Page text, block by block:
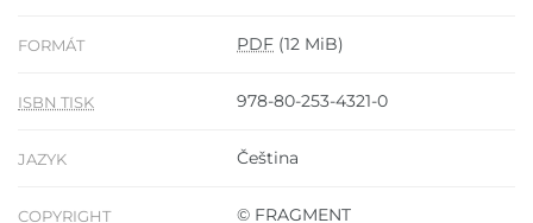
FORMÁT PDF (12 MiB)
ISBN TISK 978-80-253-4321-0
JAZYK Čeština
COPYRIGHT © FRAGMENT